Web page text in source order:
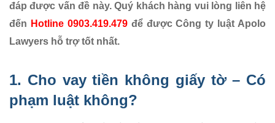
đáp được vấn đề này. Quý khách hàng vui lòng liên hệ
đến Hotline 0903.419.479 để được Công ty luật Apolo
Lawyers hỗ trợ tốt nhất.
1. Cho vay tiền không giấy tờ– Có
phạm luật không?